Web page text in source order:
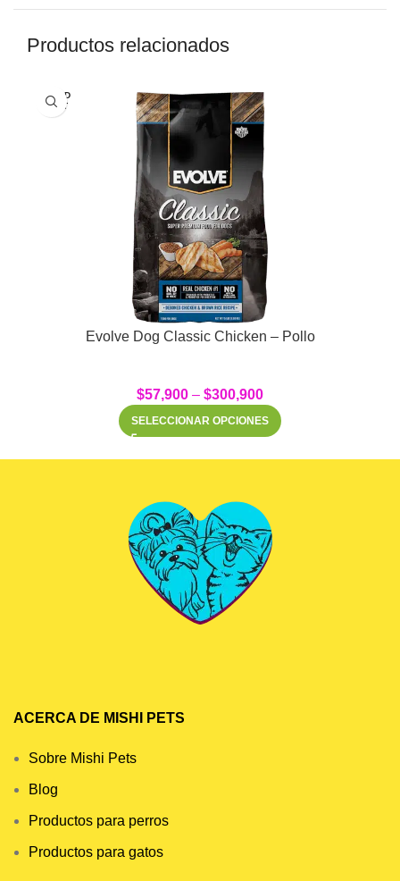
Productos relacionados
SOLD
OUT
Evolve Dog Classic Chicken – Pollo
$57,900 – $300,900
SELECCIONAR OPCIONES
ACERCA DE MISHI PETS
Sobre Mishi Pets
Blog
Productos para perros
Productos para gatos